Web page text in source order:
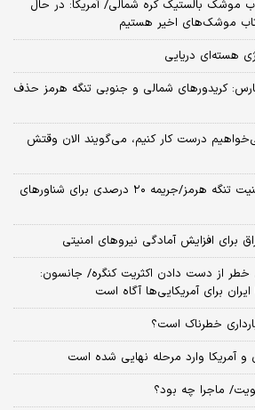
موشک بالستیک کره شمالی/ آمریکا: در حال
موشک‌های اخیر هستیم
هسته‌ای دریایی
کریدورهای شمالی و جنوبی تنگه هرمز حذف
است می‌خواهیم درست کار کنیم، می‌گویند الان وقتش
جزئیاتی از طرح راهبردی امنیت تنگه هرمز/جریمه ۲۰ درصدی برای شناورهای
برای افزایش آمادگی نیروهای امنیتی
از دست دادن اکثریت کنگره/ جانسون:
برای آمریکایی‌ها آگاه است
خطرناک است؟
و آمریکا وارد مرحله نهایی شده است
ماجرا چه بود؟